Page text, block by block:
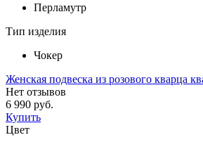
Перламутр
Тип изделия
Чокер
Женская подвеска из розового кварца
Нет отзывов
6 990 руб.
Купить
Цвет